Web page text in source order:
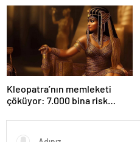
Kleopatra’nın memleketi
çöküyor: 7.000 bina risk